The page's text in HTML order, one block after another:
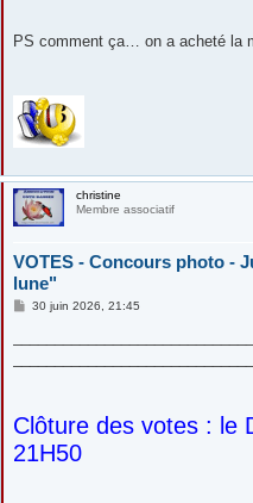
PS comment ça… on a acheté la
christine
Membre associatif
VOTES - Concours photo -
lune"
M
s
30 juin 2026, 21:45
Clôture des votes : le
21H50